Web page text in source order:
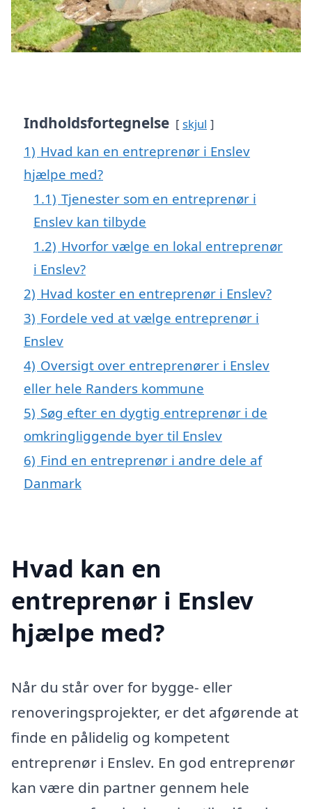
Indholdsfortegnelse skjul
1) Hvad kan en entreprenør i Enslev
hjælpe med?
1.1) Tjenester som en entreprenør i
Enslev kan tilbyde
1.2) Hvorfor vælge en lokal entreprenør
i Enslev?
2) Hvad koster en entreprenør i Enslev?
3) Fordele ved at vælge entreprenør i
Enslev
4) Oversigt over entreprenører i Enslev
eller hele Randers kommune
5) Søg efter en dygtig entreprenør i de
omkringliggende byer til Enslev
6) Find en entreprenør i andre dele af
Danmark
Hvad kan en
entreprenør i Enslev
hjælpe med?
Når du står over for bygge- eller
renoveringsprojekter, er det afgørende at
finde en pålidelig og kompetent
entreprenør i Enslev. En god entreprenør
kan være din partner gennem hele